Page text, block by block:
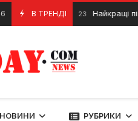
В ТРЕНДІ
14 Грудня, 2023 Найкращі піцерії у
НОВИНИ РУБРИКИ